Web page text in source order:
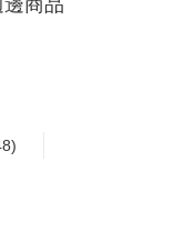
商品